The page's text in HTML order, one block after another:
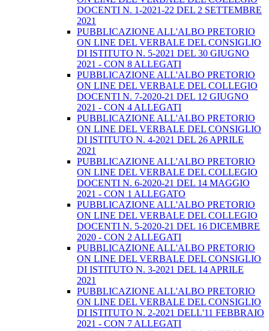
DOCENTI N. 1-2021-22 DEL 2 SETTEMBRE
2021
PUBBLICAZIONE ALL'ALBO PRETORIO
ON LINE DEL VERBALE DEL CONSIGLIO
DI ISTITUTO N. 5-2021 DEL 30 GIUGNO
2021 - CON 8 ALLEGATI
PUBBLICAZIONE ALL'ALBO PRETORIO
ON LINE DEL VERBALE DEL COLLEGIO
DOCENTI N. 7-2020-21 DEL 12 GIUGNO
2021 - CON 4 ALLEGATI
PUBBLICAZIONE ALL'ALBO PRETORIO
ON LINE DEL VERBALE DEL CONSIGLIO
DI ISTITUTO N. 4-2021 DEL 26 APRILE
2021
PUBBLICAZIONE ALL'ALBO PRETORIO
ON LINE DEL VERBALE DEL COLLEGIO
DOCENTI N. 6-2020-21 DEL 14 MAGGIO
2021 - CON 1 ALLEGATO
PUBBLICAZIONE ALL'ALBO PRETORIO
ON LINE DEL VERBALE DEL COLLEGIO
DOCENTI N. 5-2020-21 DEL 16 DICEMBRE
2020 - CON 2 ALLEGATI
PUBBLICAZIONE ALL'ALBO PRETORIO
ON LINE DEL VERBALE DEL CONSIGLIO
DI ISTITUTO N. 3-2021 DEL 14 APRILE
2021
PUBBLICAZIONE ALL'ALBO PRETORIO
ON LINE DEL VERBALE DEL CONSIGLIO
DI ISTITUTO N. 2-2021 DELL'11 FEBBRAIO
2021 - CON 7 ALLEGATI